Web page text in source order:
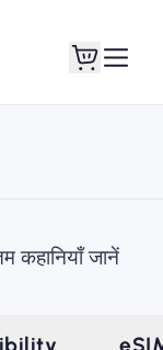
कहानियाँ जानें